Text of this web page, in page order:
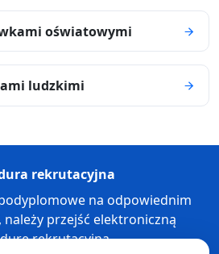
oświatowymi
ludzkimi
rekrutacyjna
na odpowiednim
należy przejść elektroniczną
rekrutacyjną.